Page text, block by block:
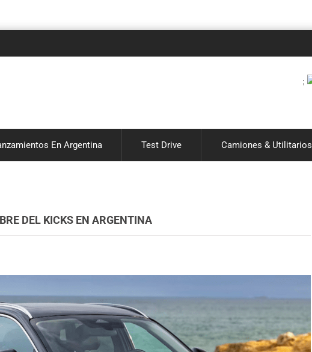
;
En Argentina Test Drive Camiones & Utilitarios
DEL KICKS EN ARGENTINA